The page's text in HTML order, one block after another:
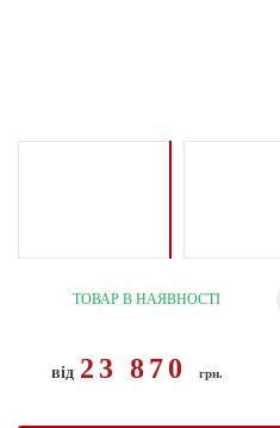
ТОВАР В НАЯВНОСТІ
від 23 870грн.